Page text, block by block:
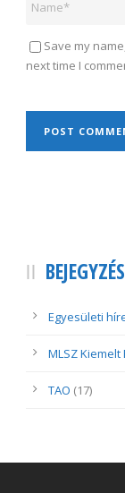
Save my
next time I
Egyesületi
MLSZ
TAO (17)